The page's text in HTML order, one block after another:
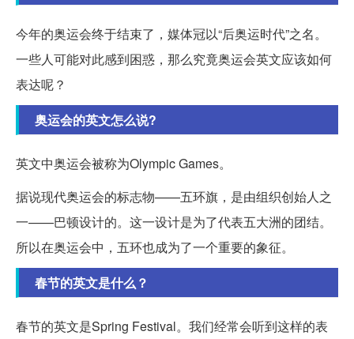
今年的奥运会终于结束了，媒体冠以“后奥运时代”之名。
一些人可能对此感到困惑，那么究竟奥运会英文应该如何
表达呢？
奥运会的英文怎么说?
英文中奥运会被称为Olympic Games。
据说现代奥运会的标志物——五环旗，是由组织创始人之
一——巴顿设计的。这一设计是为了代表五大洲的团结。
所以在奥运会中，五环也成为了一个重要的象征。
春节的英文是什么？
春节的英文是Spring Festival。我们经常会听到这样的表